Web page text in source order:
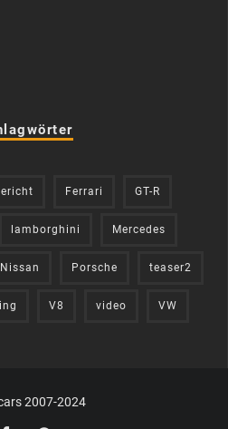
Ferrari GT-R
lamborghini Mercedes
Nissan Porsche teaser2
V8 video VW
2007-2024